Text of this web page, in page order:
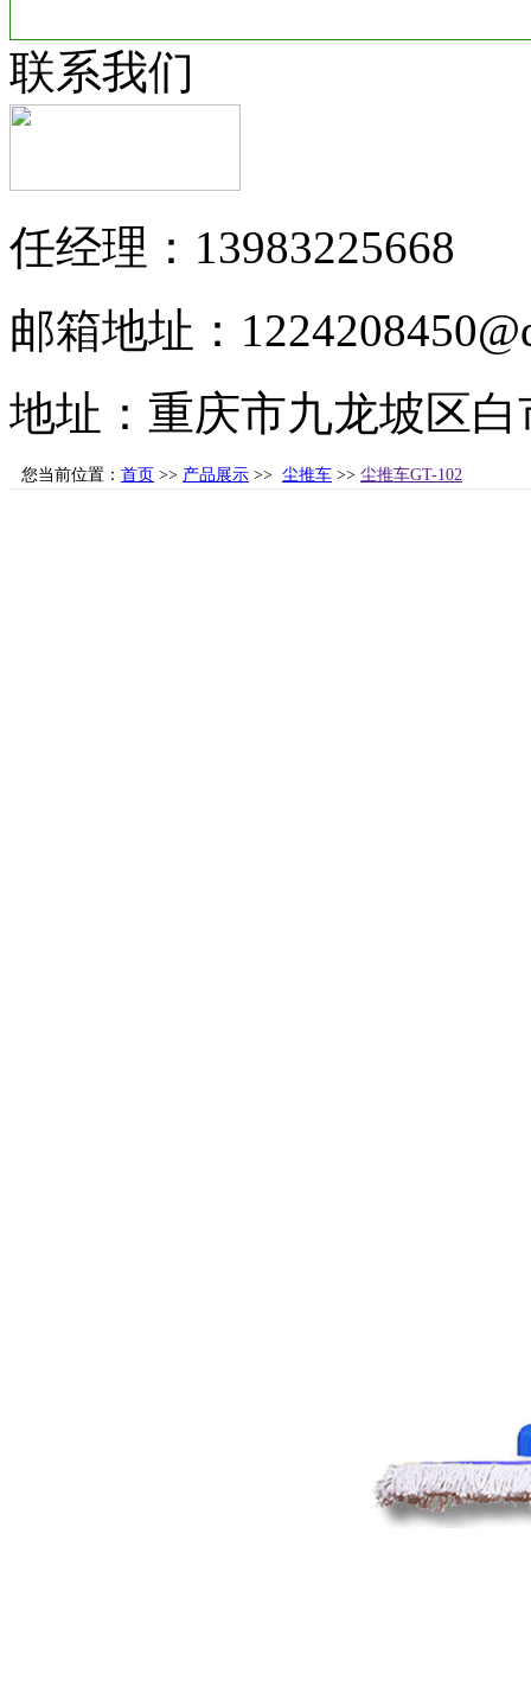
联系我们
任经理：13983225668
邮箱地址：
地址：重庆市九龙坡区
您当前位置： 首页 >> 产品展示 >> 尘推车 >> 尘推车GT-102